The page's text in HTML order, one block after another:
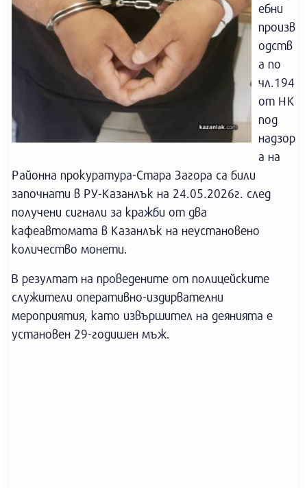
ебни
произв
одств
а по
чл.194
от НК
под
надзор
а на
Районна прокуратура-Стара Загора са били
започнати в РУ-Казанлък на 24.05.2026г. след
получени сигнали за кражби от два
кафеавтомата в Казанлък на неустановено
количество монети.
В резултат на проведените от полицейските
служители оперативно-издирвателни
мероприятия, като извършител на деянията е
установен 29-годишен мъж.